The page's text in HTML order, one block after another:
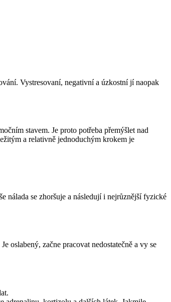
Vystresovaní, negativní a úzkostní jí naopak
stavem. Je proto potřeba přemýšlet nad
a relativně jednoduchým krokem je
nálada se zhoršuje a následují i nejrůznější fyzické
oslabený, začne pracovat nedostatečně a vy se